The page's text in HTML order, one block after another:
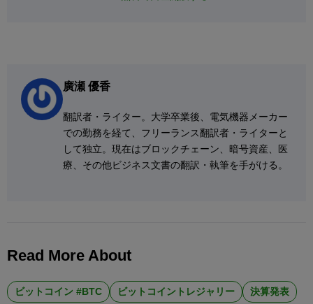
廣瀬 優香
翻訳者・ライター。大学卒業後、電気機器メーカー
での勤務を経て、フリーランス翻訳者・ライターと
して独立。現在はブロックチェーン、暗号資産、医
療、その他ビジネス文書の翻訳・執筆を手がける。
Read More About
ビットコイン #BTC ビットコイントレジャリー 決算発表